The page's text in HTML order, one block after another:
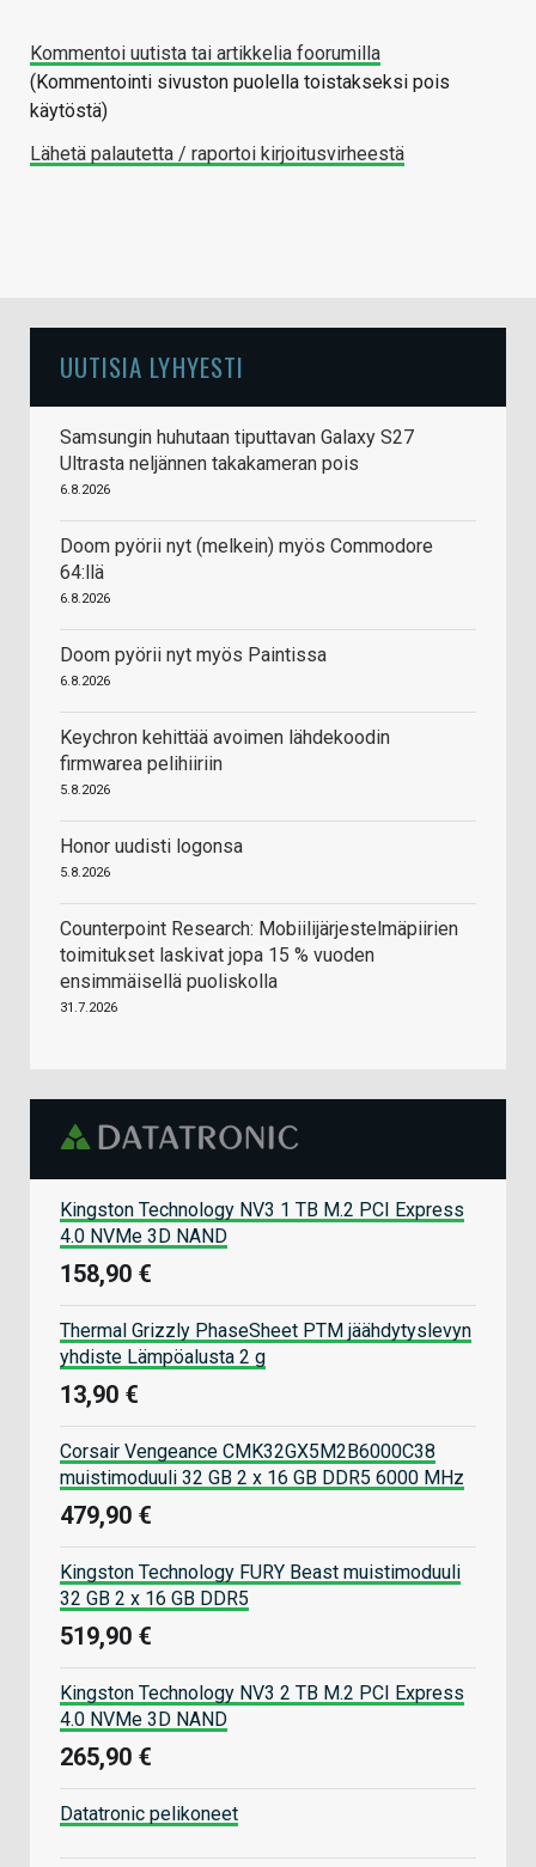
Kommentoi uutista tai artikkelia foorumilla
(Kommentointi sivuston puolella toistakseksi pois
käytöstä)
Lähetä palautetta / raportoi kirjoitusvirheestä
UUTISIA LYHYESTI
Samsungin huhutaan tiputtavan Galaxy S27
Ultrasta neljännen takakameran pois
6.8.2026
Doom pyörii nyt (melkein) myös Commodore
64:llä
6.8.2026
Doom pyörii nyt myös Paintissa
6.8.2026
Keychron kehittää avoimen lähdekoodin
firmwarea pelihiiriin
5.8.2026
Honor uudisti logonsa
5.8.2026
Counterpoint Research: Mobiilijärjestelmäpiirien
toimitukset laskivat jopa 15 % vuoden
ensimmäisellä puoliskolla
31.7.2026
Kingston Technology NV3 1 TB M.2 PCI Express
4.0 NVMe 3D NAND
158,90 €
Thermal Grizzly PhaseSheet PTM jäähdytyslevyn
yhdiste Lämpöalusta 2 g
13,90 €
Corsair Vengeance CMK32GX5M2B6000C38
muistimoduuli 32 GB 2 x 16 GB DDR5 6000 MHz
479,90 €
Kingston Technology FURY Beast muistimoduuli
32 GB 2 x 16 GB DDR5
519,90 €
Kingston Technology NV3 2 TB M.2 PCI Express
4.0 NVMe 3D NAND
265,90 €
Datatronic pelikoneet